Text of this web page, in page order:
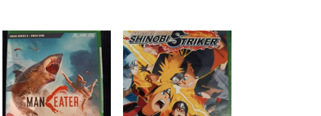
Toevoegen
aan
verlanglijst
Toevoegen
aan
verlanglijst